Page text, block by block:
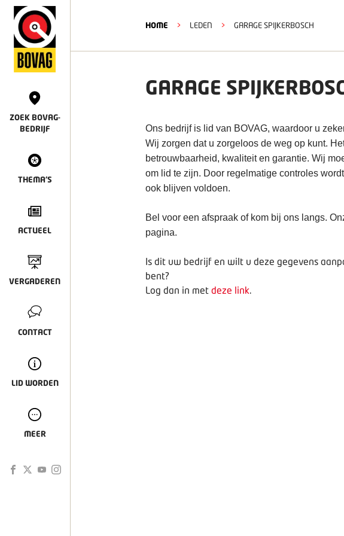
ZOEK BOVAG-
BEDRIJF
THEMA'S
ACTUEEL
VERGADEREN
CONTACT
LID WORDEN
MEER
HOME > LEDEN > GARAGE SPIJKERBOSCH
GARAGE
Ons bedrijf is lid van BOVAG, waardoor u
Wij zorgen dat u zorgeloos de weg op kunt.
betrouwbaarheid, kwaliteit en garantie. Wij
om lid te zijn. Door regelmatige controles
ook blijven voldoen.
Bel voor een afspraak of kom bij ons langs.
pagina.
Is dit uw bedrijf en wilt u deze gegevens
bent?
Log dan in met deze link.